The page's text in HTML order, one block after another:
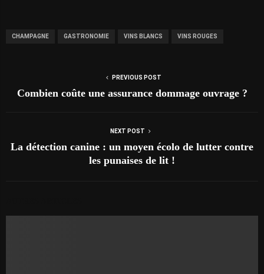
CHAMPAGNE GASTRONOMIE VINS BLANCS VINS ROUGES
PREVIOUS POST
Combien coûte une assurance dommage ouvrage ?
NEXT POST
La détection canine : un moyen écolo de lutter contre
les punaises de lit !